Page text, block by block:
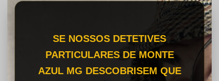
SE NOSSOS DETETIVES
PARTICULARES DE MONTE
AZUL MG DESCOBRISEM QUE